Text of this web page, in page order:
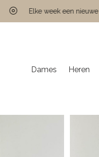
Elke week een nieuwe drop!
Dames Heren